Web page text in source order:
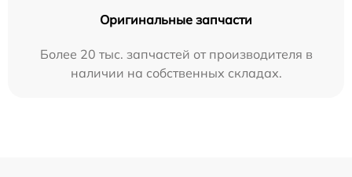
Оригинальные запчасти
Более 20 тыс. запчастей от производителя в
наличии на собственных складах.